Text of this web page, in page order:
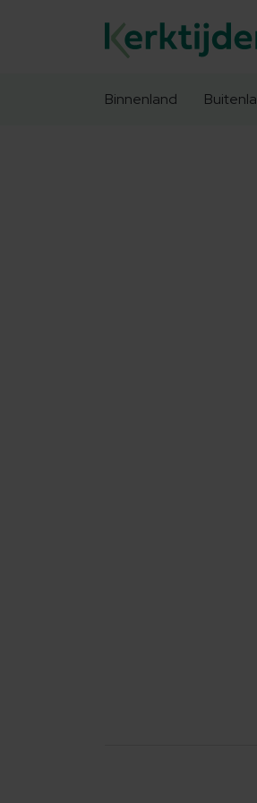
Binnenland